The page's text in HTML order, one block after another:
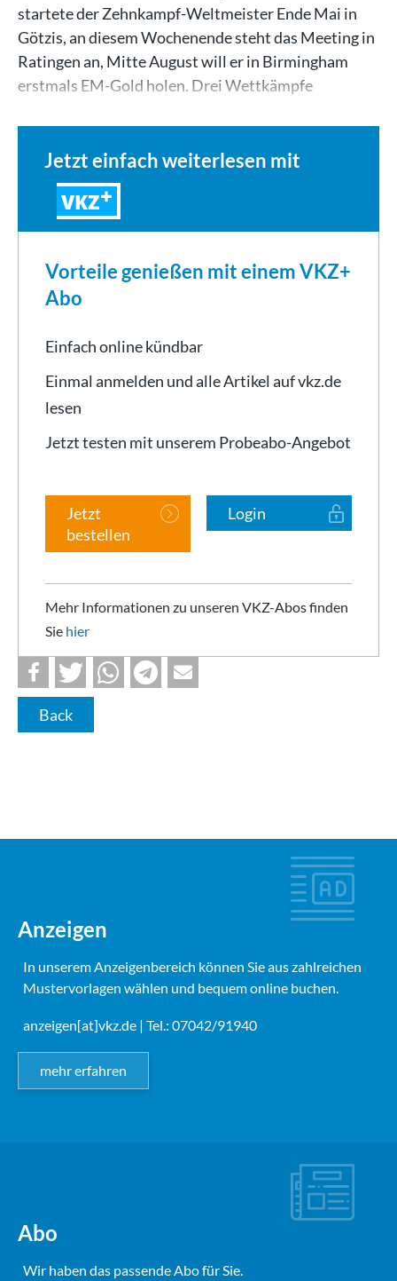
startete der Zehnkampf-Weltmeister Ende Mai in
Götzis, an diesem Wochenende steht das Meeting in
Ratingen an, Mitte August will er in Birmingham
erstmals EM-Gold holen. Drei Wettkämpfe
Jetzt einfach weiterlesen mit
VKZ
Vorteile genießen mit einem VKZ+
Abo
Einfach online kündbar
Einmal anmelden und alle Artikel auf vkz.de
lesen
Jetzt testen mit unserem Probeabo-Angebot
Jetzt
bestellen
Login
Mehr Informationen zu unseren VKZ-Abos finden
Sie hier
Back
Anzeigen
In unserem Anzeigenbereich können Sie aus zahlreichen
Mustervorlagen wählen und bequem online buchen.
anzeigen[at]vkz.de | Tel.: 07042/91940
mehr erfahren
Abo
Wir haben das passende Abo für Sie.